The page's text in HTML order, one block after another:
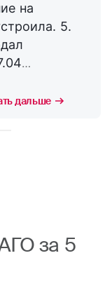
на
5.
дальше
за 5